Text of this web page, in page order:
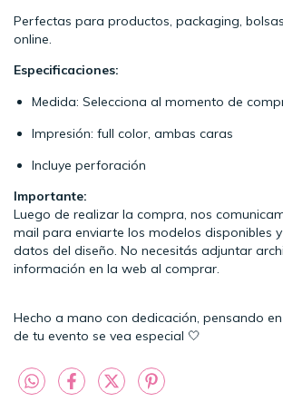
Perfectas para productos, packaging,
online.
Especificaciones:
Medida: Selecciona al momento de
Impresión: full color, ambas caras
Incluye perforación
Importante:
Luego de realizar la compra, nos
mail para enviarte los modelos disponibles
datos del diseño. No necesitás adjuntar
información en la web al comprar.
Hecho a mano con dedicación, pensando
de tu evento se vea especial 🤍